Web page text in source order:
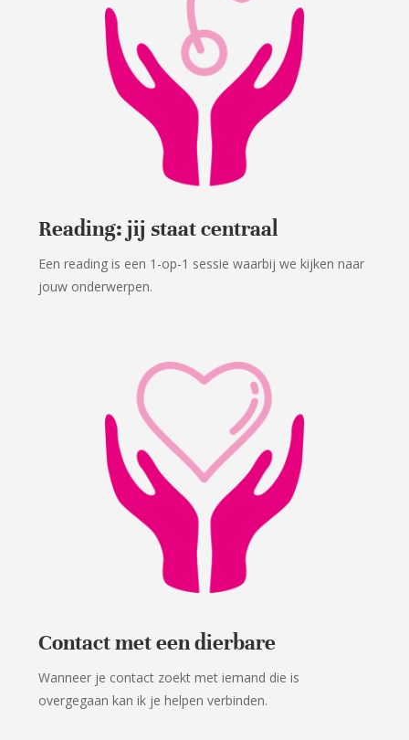
Reading: jij staat centraal
Een reading is een 1-op-1 sessie waarbij we kijken naar
jouw onderwerpen.
Contact met een dierbare
Wanneer je contact zoekt met iemand die is
overgegaan kan ik je helpen verbinden.